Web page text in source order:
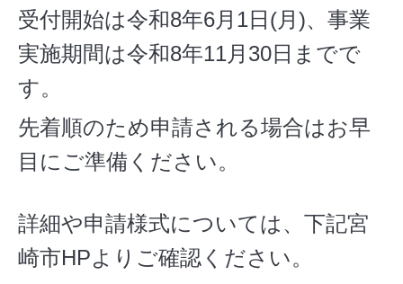
受付開始は令和8年6月1日(月)、事業
実施期間は令和8年11月30日までで
す。
先着順のため申請される場合はお早
目にご準備ください。
詳細や申請様式については、下記宮
崎市HPよりご確認ください。